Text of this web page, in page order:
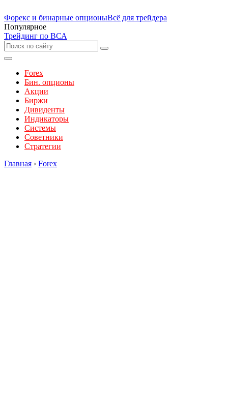
Форекс и бинарные опционыВсё для трейдера
Популярное
Трейдинг по ВСА
Forex
Бин. опционы
Акции
Биржи
Дивиденты
Индикаторы
Системы
Советники
Стратегии
Главная › Forex